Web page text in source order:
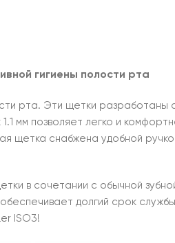
гигиены полости рта
рта. Эти щетки разработаны
мм позволяет легко и
щетка снабжена удобной
в сочетании с обычной
долгий срок
ISO3!